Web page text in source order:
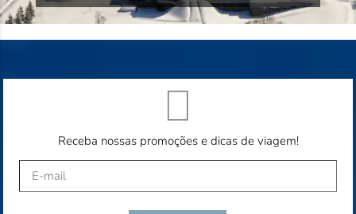
Receba nossas promoções e dicas de viagem!